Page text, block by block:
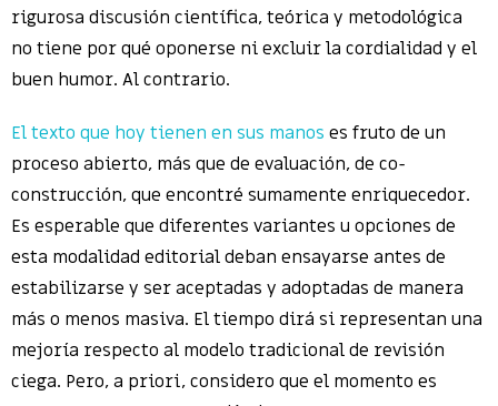
rigurosa discusión científica, teórica y metodológica
no tiene por qué oponerse ni excluir la cordialidad y el
buen humor. Al contrario.
El texto que hoy tienen en sus manos es fruto de un
proceso abierto, más que de evaluación, de co-
construcción, que encontré sumamente enriquecedor.
Es esperable que diferentes variantes u opciones de
esta modalidad editorial deban ensayarse antes de
estabilizarse y ser aceptadas y adoptadas de manera
más o menos masiva. El tiempo dirá si representan una
mejoría respecto al modelo tradicional de revisión
ciega. Pero, a priori, considero que el momento es